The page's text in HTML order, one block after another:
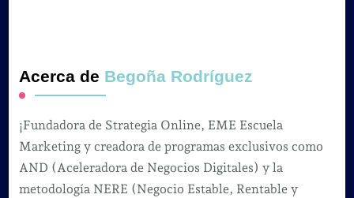
Acerca de Begoña Rodríguez
¡Fundadora de Strategia Online, EME Escuela
Marketing y creadora de programas exclusivos como
AND (Aceleradora de Negocios Digitales) y la
metodología NERE (Negocio Estable, Rentable y